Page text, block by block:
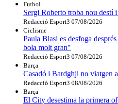
Futbol
Sergi Roberto troba nou destí
Redacció Esport3 07/08/2026
Ciclisme
Paula Blasi es desfoga
bola molt gran"
Redacció Esport3 07/08/2026
Barça
Casadó i Bardghji no viatgen
Redacció Esport3 08/08/2026
Barça
El City desestima la primera